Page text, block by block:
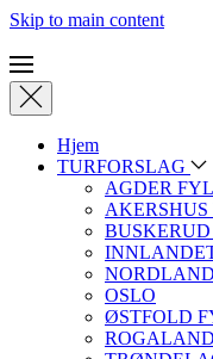
Skip to main content
Hjem
TURFORSLAG
AGDER
OSLO
ØSTFOLD